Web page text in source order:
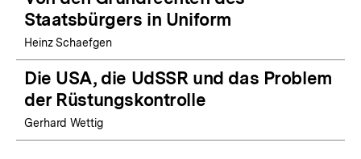
Staatsbürgers in Uniform
Heinz Schaefgen
Die USA, die UdSSR und das Problem
der Rüstungskontrolle
Gerhard Wettig